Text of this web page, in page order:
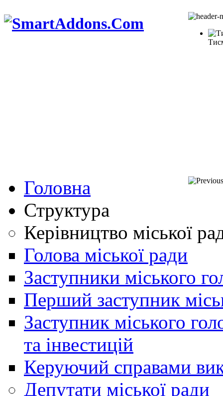
Головна
Структура
Керівництво міської
Голова міської ради
Заступники міського
Перший заступник
Заступник міського
та інвестицій
Керуючий справами
Депутати міської ради